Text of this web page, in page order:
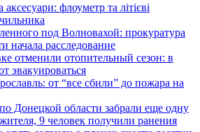
флоуметр та літієві
под Волновахой: прокуратура
начала расследование
отменили отопительный сезон: в
эвакуироваться
от “все сбили” до пожара на
Донецкой области забрали еще одну
9 человек получили ранения